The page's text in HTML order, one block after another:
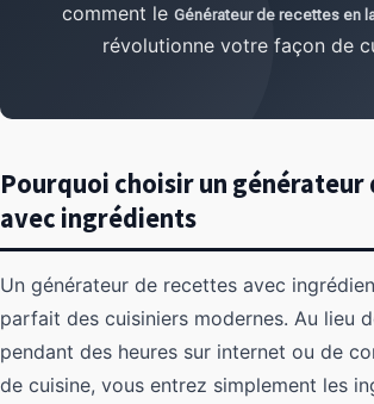
comment le Générateur de recettes en
révolutionne votre façon de
Pourquoi choisir un générateur
avec ingrédients
Un générateur de recettes avec
parfait des cuisiniers modernes. Au lieu
pendant des heures sur internet ou de
de cuisine, vous entrez simplement les